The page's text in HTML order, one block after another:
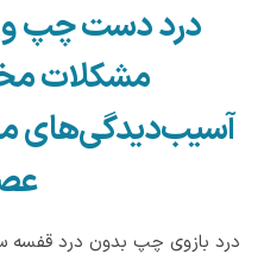
درد دست چپ و
مشکلات
آسیب‌دیدگی‌های
درد بازوی چپ بدون درد قفسه